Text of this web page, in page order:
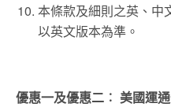
本條款及細則之英、中
以英文版本為準。
優惠一及優惠二︰ 美國運